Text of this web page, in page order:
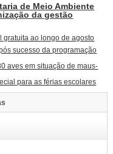
de Meio Ambiente
da gestão
gratuita ao longo de agosto
sucesso da programação
aves em situação de maus-
para as férias escolares